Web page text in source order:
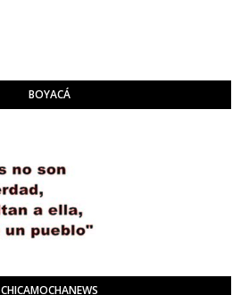
BOYACÁ
CHICAMOCHANEWS